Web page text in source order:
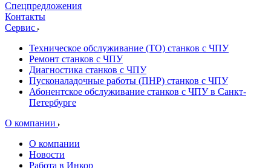
Спецпредложения
Контакты
Сервис
Техническое обслуживание (ТО) станков с ЧПУ
Ремонт станков с ЧПУ
Диагностика станков с ЧПУ
Пусконаладочные работы (ПНР) станков с ЧПУ
Абонентское обслуживание станков с ЧПУ в Санкт-
Петербурге
О компании
О компании
Новости
Работа в Инкор